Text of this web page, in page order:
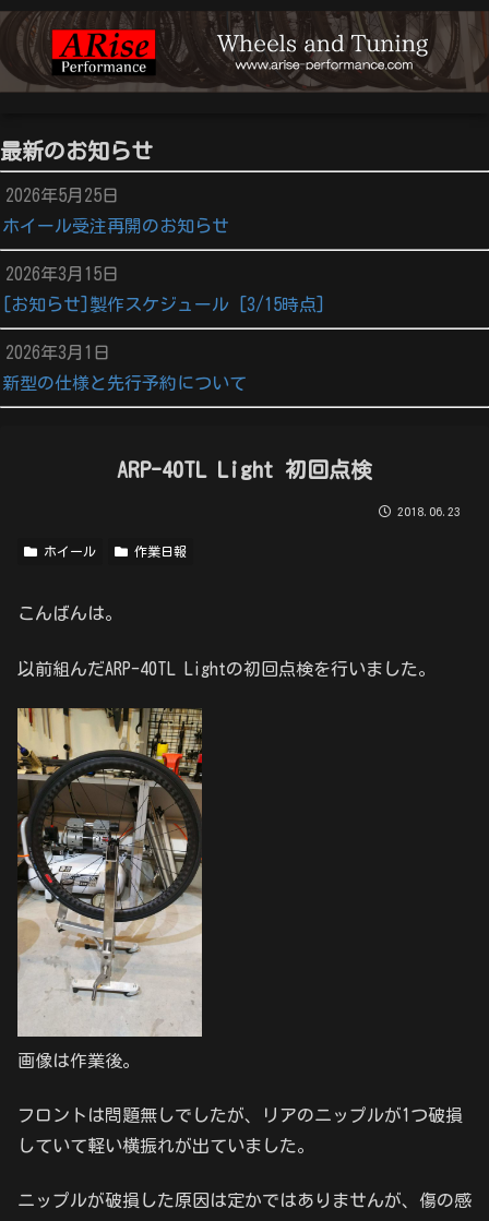
最新のお知らせ
2026年5月25日
ホイール受注再開のお知らせ
2026年3月15日
[お知らせ]製作スケジュール [3/15時点]
2026年3月1日
新型の仕様と先行予約について
ARP-40TL Light 初回点検
2018.06.23
ホイール 作業日報
こんばんは。
以前組んだARP-40TL Lightの初回点検を行いました。
画像は作業後。
フロントは問題無しでしたが、リアのニップルが1つ破損
していて軽い横振れが出ていました。
ニップルが破損した原因は定かではありませんが、傷の感